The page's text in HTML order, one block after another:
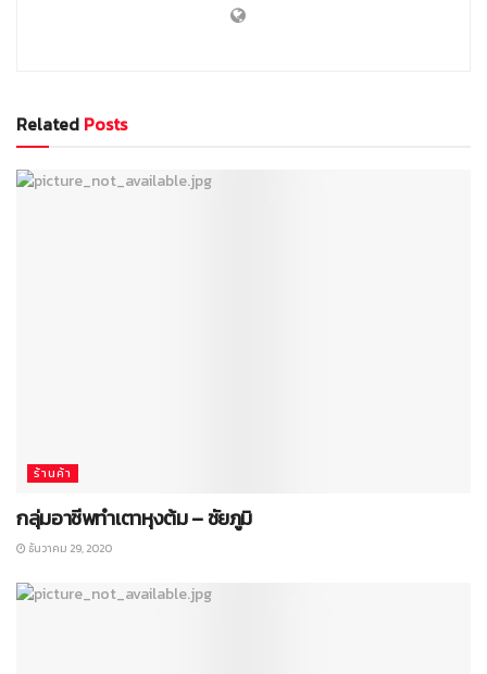
Related Posts
ร้านค้า
กลุ่มอาชีพทำเตาหุงต้ม – ชัยภูมิ
ธันวาคม 29, 2020